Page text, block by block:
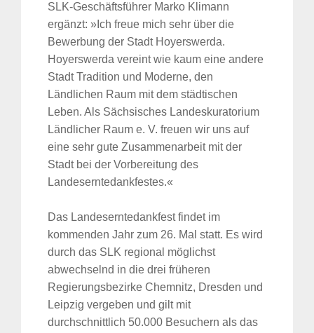
SLK-Geschäftsführer Marko Klimann
ergänzt: »Ich freue mich sehr über die
Bewerbung der Stadt Hoyerswerda.
Hoyerswerda vereint wie kaum eine andere
Stadt Tradition und Moderne, den
Ländlichen Raum mit dem städtischen
Leben. Als Sächsisches Landeskuratorium
Ländlicher Raum e. V. freuen wir uns auf
eine sehr gute Zusammenarbeit mit der
Stadt bei der Vorbereitung des
Landeserntedankfestes.«
Das Landeserntedankfest findet im
kommenden Jahr zum 26. Mal statt. Es wird
durch das SLK regional möglichst
abwechselnd in die drei früheren
Regierungsbezirke Chemnitz, Dresden und
Leipzig vergeben und gilt mit
durchschnittlich 50.000 Besuchern als das